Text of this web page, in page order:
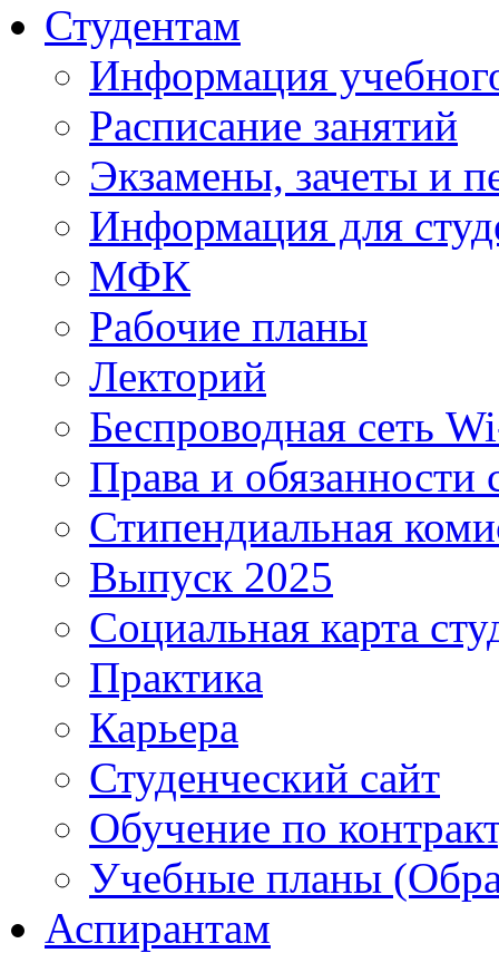
Студентам
Информация
Расписание занятий
Экзамены, зачеты и
Информация для
МФК
Рабочие планы
Лекторий
Беспроводная сеть
Права и обязанности
Стипендиальная
Выпуск 2025
Социальная карта
Практика
Карьера
Студенческий сайт
Обучение по
Учебные планы
Аспирантам